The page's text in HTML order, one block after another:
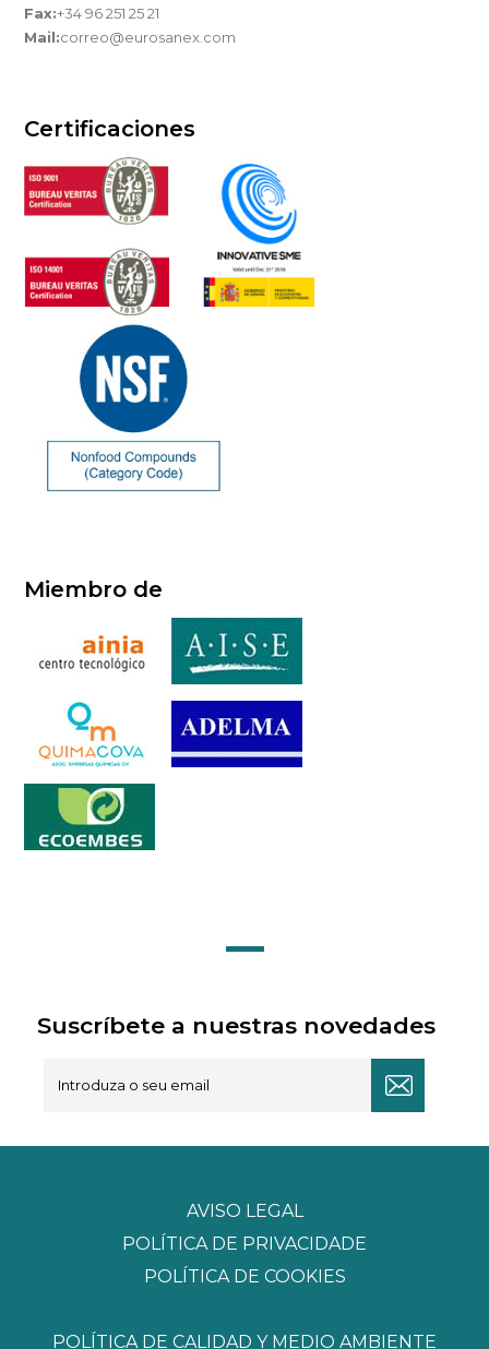
Fax:+34 96 251 25 21
Mail:correo@eurosanex.com
Certificaciones
Miembro de
Suscríbete a nuestras novedades
AVISO LEGAL
POLÍTICA DE PRIVACIDADE
POLÍTICA DE COOKIES
POLÍTICA DE CALIDAD Y MEDIO AMBIENTE